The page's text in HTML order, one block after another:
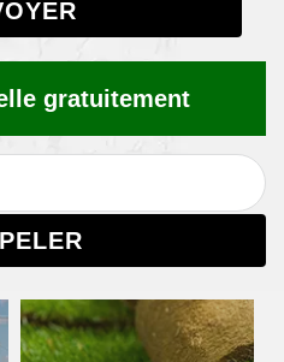
gratuitement